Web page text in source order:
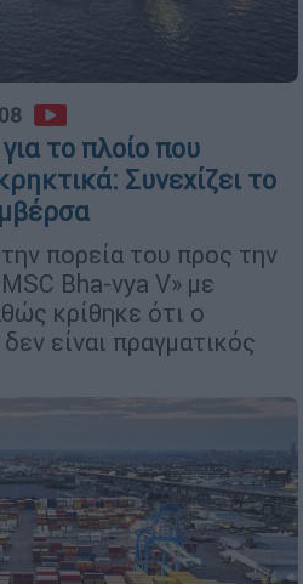
το πλοίο που
Συνεχίζει το
την πορεία του προς την
Bha-vya V» με
κρίθηκε ότι ο
είναι πραγματικός